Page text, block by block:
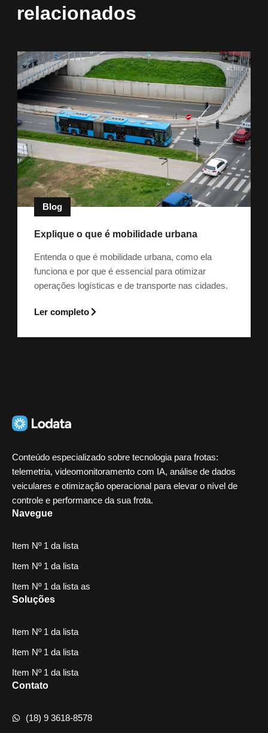
relacionados
Blog
Explique o que é mobilidade urbana
Entenda o que é mobilidade urbana, como ela
funciona e por que é essencial para otimizar
operações logísticas e de transporte nas cidades.
Ler completo
Conteúdo especializado sobre tecnologia para frotas:
telemetria, videomonitoramento com IA, análise de dados
veiculares e otimização operacional para elevar o nível de
controle e performance da sua frota.
Navegue
Item Nº 1 da lista
Item Nº 1 da lista
Item Nº 1 da lista as
Soluções
Item Nº 1 da lista
Item Nº 1 da lista
Item Nº 1 da lista
Contato
(18) 9 3618-8578